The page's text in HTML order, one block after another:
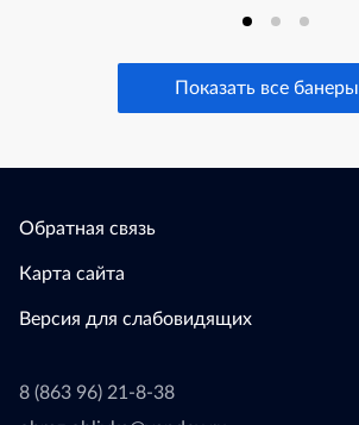
Показать все банеры
Обратная связь
Карта сайта
Версия для слабовидящих
8 (863 96) 21-8-38